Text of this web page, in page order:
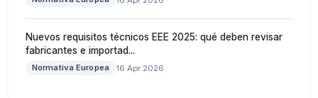
Nuevos requisitos técnicos EEE 2025: qué deben revisar
fabricantes e importad...
Normativa Europea 16 Apr 2026